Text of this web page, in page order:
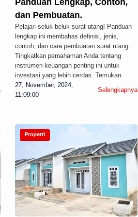
Panduan Lengkap, Contoh,
dan Pembuatan.
Pelajari seluk-beluk surat utang! Panduan
lengkap ini membahas definisi, jenis,
contoh, dan cara pembuatan surat utang.
Tingkatkan pemahaman Anda tentang
instrumen keuangan penting ini untuk
investasi yang lebih cerdas. Temukan
27, November, 2024,
11:09:00
Selengkapnya
Properti